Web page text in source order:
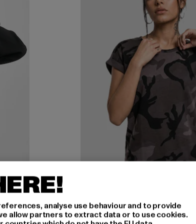
URBAN CLASSICS
Camo Back Shaped
analyse use behaviour and to provide
allow partners to extract data or to use cookies.